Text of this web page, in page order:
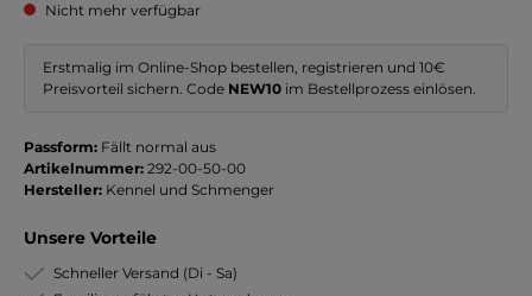
Nicht mehr verfügbar
Erstmalig im Online-Shop bestellen, registrieren und 10€
Preisvorteil sichern. Code NEW10 im Bestellprozess einlösen.
Passform: Fällt normal aus
Artikelnummer: 292-00-50-00
Hersteller: Kennel und Schmenger
Unsere Vorteile
Schneller Versand (Di - Sa)